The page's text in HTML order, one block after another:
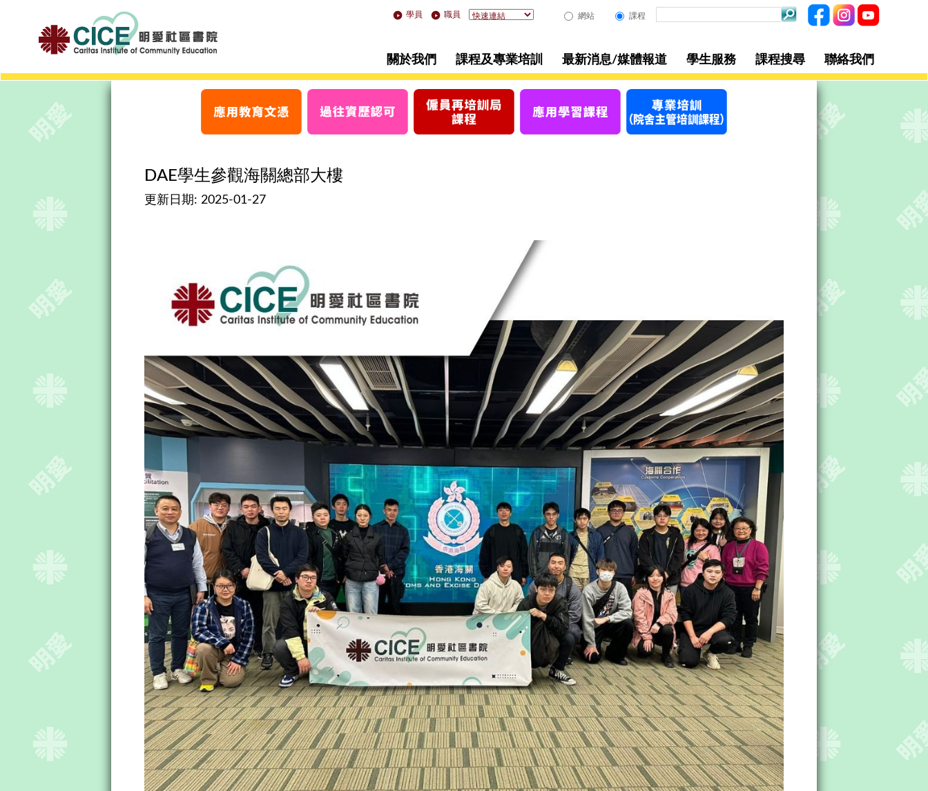
學員 職員 網站 課程
關於我們 課程及專業培訓 最新消息/媒體報道 學生服務 課程搜尋 聯絡我們
DAE學生參觀海關總部大樓
更新日期: 2025-01-27